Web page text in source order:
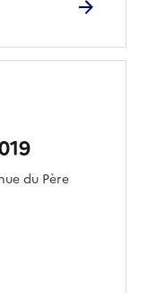
du Père